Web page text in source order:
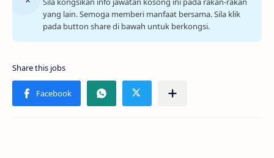
yang lain. Semoga memberi manfaat bersama. Sila klik
pada button share di bawah untuk berkongsi.